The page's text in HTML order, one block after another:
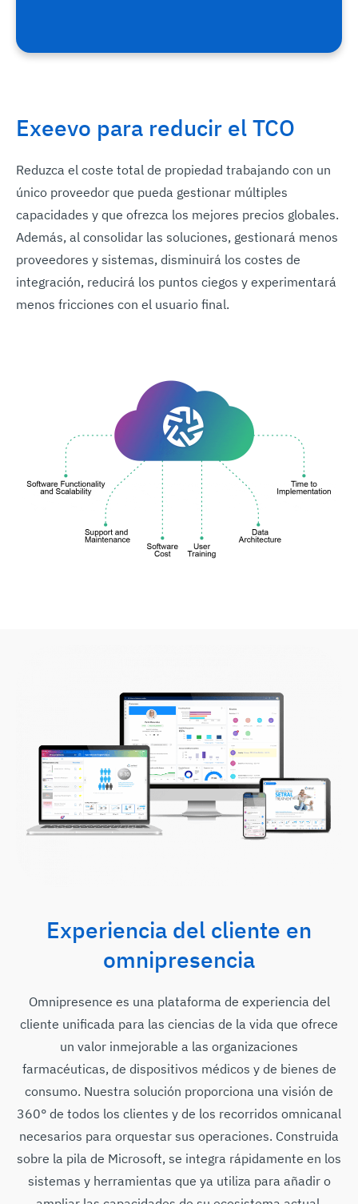
Exeevo para reducir el TCO
Reduzca el coste total de propiedad trabajando con un
único proveedor que pueda gestionar múltiples
capacidades y que ofrezca los mejores precios globales.
Además, al consolidar las soluciones, gestionará menos
proveedores y sistemas, disminuirá los costes de
integración, reducirá los puntos ciegos y experimentará
menos fricciones con el usuario final.
Experiencia del cliente en
omnipresencia
Omnipresence es una plataforma de experiencia del
cliente unificada para las ciencias de la vida que ofrece
un valor inmejorable a las organizaciones
farmacéuticas, de dispositivos médicos y de bienes de
consumo. Nuestra solución proporciona una visión de
360° de todos los clientes y de los recorridos omnicanal
necesarios para orquestar sus operaciones. Construida
sobre la pila de Microsoft, se integra rápidamente en los
sistemas y herramientas que ya utiliza para añadir o